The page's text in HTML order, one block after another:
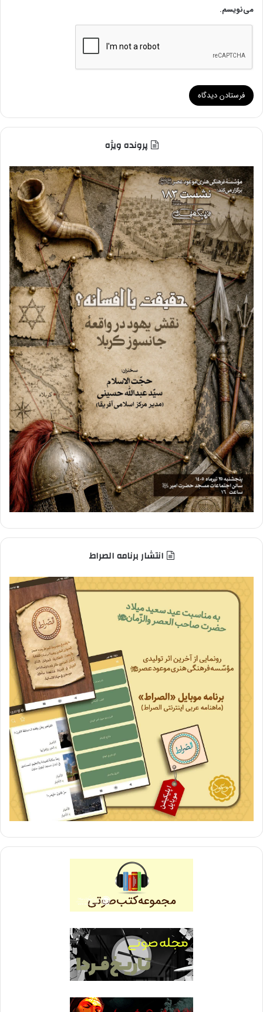
می‌نویسم.
پرونده ویژه
انتشار برنامه الصراط